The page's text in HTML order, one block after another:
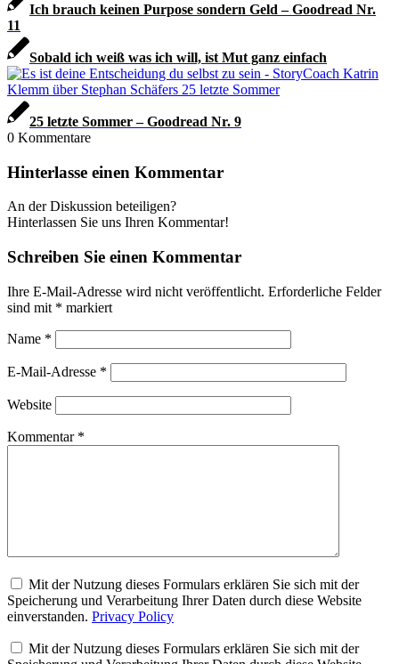
Ich brauch keinen Purpose sondern Geld – Goodread Nr.
11
Sobald ich weiß was ich will, ist Mut ganz einfach
25 letzte Sommer – Goodread Nr. 9
0 Kommentare
Hinterlasse einen Kommentar
An der Diskussion beteiligen?
Hinterlassen Sie uns Ihren Kommentar!
Schreiben Sie einen Kommentar
Ihre E-Mail-Adresse wird nicht veröffentlicht. Erforderliche Felder
sind mit * markiert
Name *
E-Mail-Adresse *
Website
Kommentar *
Mit der Nutzung dieses Formulars erklären Sie sich mit der
Speicherung und Verarbeitung Ihrer Daten durch diese Website
einverstanden. Privacy Policy
Mit der Nutzung dieses Formulars erklären Sie sich mit der